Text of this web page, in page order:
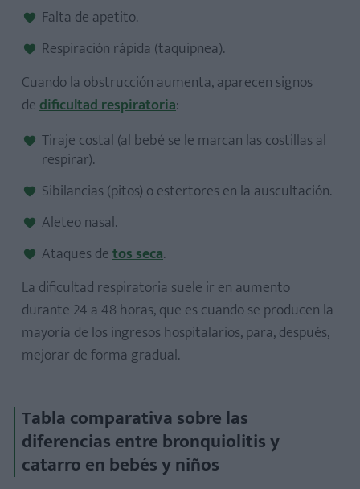
Falta de apetito.
Respiración rápida (taquipnea).
Cuandola obstrucción aumenta, aparecen signos
dedificultad respiratoria:
Tiraje costal (al bebé se le marcan las costillas al
respirar).
Sibilancias (pitos) o estertores en la auscultación.
Aleteo nasal.
Ataques detos seca.
La dificultad respiratoria suele ir en aumento
durante 24 a 48 horas, que es cuando se producen la
mayoría de los ingresos hospitalarios, para, después,
mejorar de forma gradual.
Tabla comparativa sobre las
diferencias entre bronquiolitis y
catarro en bebés y niños